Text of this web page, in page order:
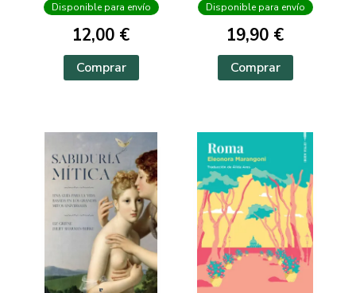
Disponible para envío
12,00 €
Comprar
Disponible para envío
19,90 €
Comprar